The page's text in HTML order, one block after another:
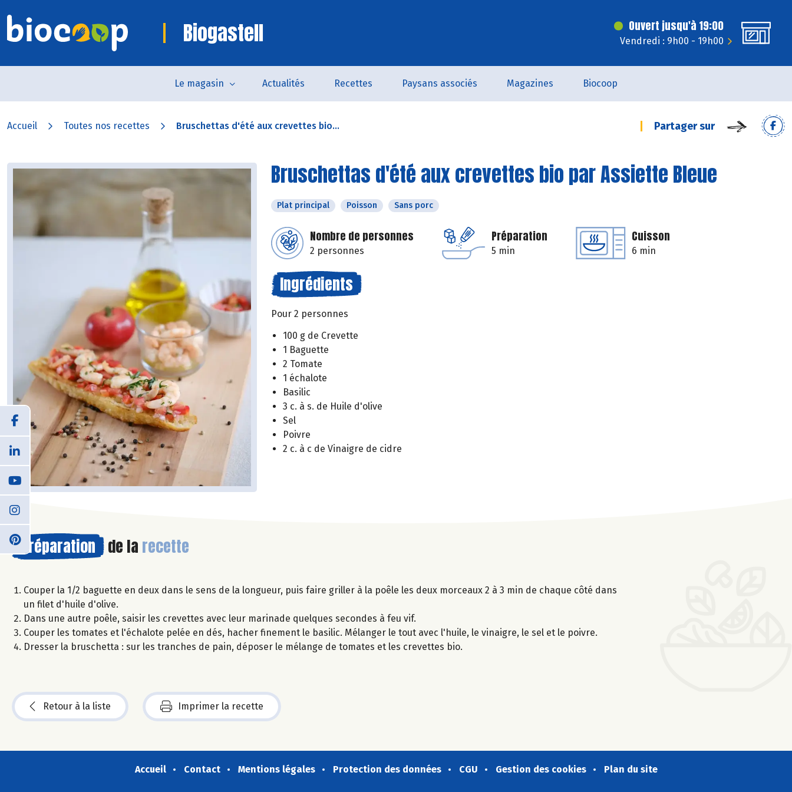
Biogastell Ouvert jusqu'à 19:00
Vendredi : 9h00 - 19h00
Le magasin Actualités Recettes Paysans associés Magazines Biocoop
Accueil Toutes nos recettes Bruschettas d'été aux crevettes bio... Partager sur
Bruschettas d'été aux crevettes bio par Assiette Bleue
Plat principal Poisson Sans porc
Nombre de personnes
2 personnes
Préparation
5 min
Cuisson
6 min
Ingrédients
Pour 2 personnes
100 g de Crevette
1 Baguette
2 Tomate
1 échalote
Basilic
3 c. à s. de Huile d'olive
Sel
Poivre
2 c. à c de Vinaigre de cidre
Préparation de la recette
Couper la 1/2 baguette en deux dans le sens de la longueur, puis faire griller à la poêle les deux morceaux 2 à 3 min de chaque côté dans
un filet d'huile d'olive.
Dans une autre poêle, saisir les crevettes avec leur marinade quelques secondes à feu vif.
Couper les tomates et l'échalote pelée en dés, hacher finement le basilic. Mélanger le tout avec l'huile, le vinaigre, le sel et le poivre.
Dresser la bruschetta : sur les tranches de pain, déposer le mélange de tomates et les crevettes bio.
Retour à la liste Imprimer la recette
Accueil Contact Mentions légales Protection des données CGU Gestion des cookies Plan du site